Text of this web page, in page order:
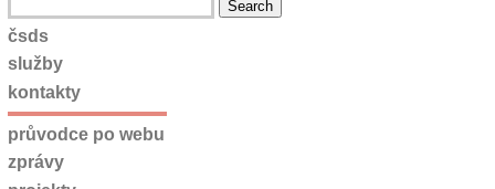
čsds
služby
kontakty
průvodce po webu
zprávy